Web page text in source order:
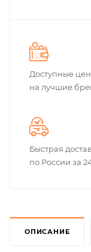
Доступные
на лучшие
Быстрая
по России за
ОПИСАНИЕ